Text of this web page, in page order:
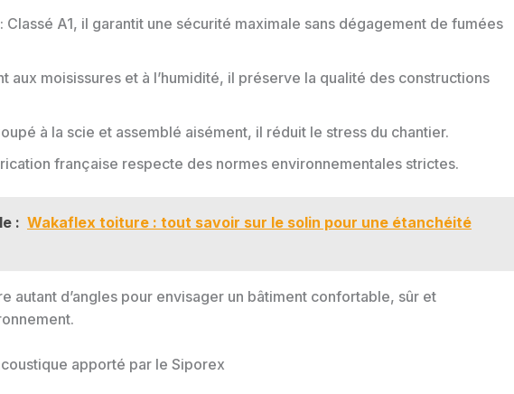
: Classé A1, il garantit une sécurité maximale sans dégagement de fumées
aux moisissures et à l’humidité, il préserve la qualité des constructions
à la scie et assemblé aisément, il réduit le stress du chantier.
française respecte des normes environnementales strictes.
: Wakaflex toiture : tout savoir sur le solin pour une étanchéité
autant d’angles pour envisager un bâtiment confortable, sûr et
apporté par le Siporex